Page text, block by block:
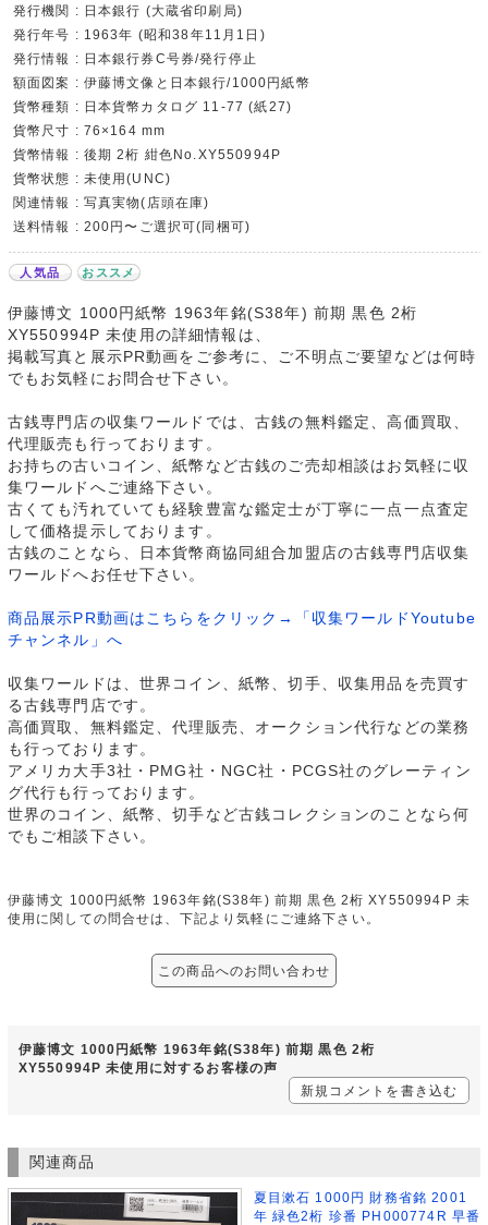
発行機関 : 日本銀行 (大蔵省印刷局)
発行年号 : 1963年 (昭和38年11月1日)
発行情報 : 日本銀行券C号券/発行停止
額面図案 : 伊藤博文像と日本銀行/1000円紙幣
貨幣種類 : 日本貨幣カタログ 11-77 (紙27)
貨幣尺寸 : 76×164 mm
貨幣情報 : 後期 2桁 紺色No.XY550994P
貨幣状態 : 未使用(UNC)
関連情報 : 写真実物(店頭在庫)
送料情報 : 200円〜ご選択可(同梱可)
人気品 おススメ
伊藤博文 1000円紙幣 1963年銘(S38年) 前期 黒色 2桁
XY550994P 未使用の詳細情報は、
掲載写真と展示PR動画をご参考に、ご不明点ご要望などは何時
でもお気軽にお問合せ下さい。
古銭専門店の収集ワールドでは、古銭の無料鑑定、高価買取、
代理販売も行っております。
お持ちの古いコイン、紙幣など古銭のご売却相談はお気軽に収
集ワールドへご連絡下さい。
古くても汚れていても経験豊富な鑑定士が丁寧に一点一点査定
して価格提示しております。
古銭のことなら、日本貨幣商協同組合加盟店の古銭専門店収集
ワールドへお任せ下さい。
商品展示PR動画はこちらをクリック→「収集ワールドYoutube
チャンネル」へ
収集ワールドは、世界コイン、紙幣、切手、収集用品を売買す
る古銭専門店です。
高価買取、無料鑑定、代理販売、オークション代行などの業務
も行っております。
アメリカ大手3社・PMG社・NGC社・PCGS社のグレーティン
グ代行も行っております。
世界のコイン、紙幣、切手など古銭コレクションのことなら何
でもご相談下さい。
伊藤博文 1000円紙幣 1963年銘(S38年) 前期 黒色 2桁 XY550994P 未
使用に関しての問合せは、下記より気軽にご連絡下さい。
この商品へのお問い合わせ
伊藤博文 1000円紙幣 1963年銘(S38年) 前期 黒色 2桁
XY550994P 未使用に対するお客様の声
新規コメントを書き込む
関連商品
夏目漱石 1000円 財務省銘 2001
年 緑色2桁 珍番 PH000774R 早番